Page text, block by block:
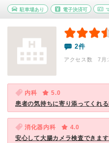
駐車場あり 電子決済可
2件
アクセス数 7月:
内科
5.0
患者の気持ちに寄り添ってくれ
消化器内科
4.0
安心して大腸カメラ検査できます